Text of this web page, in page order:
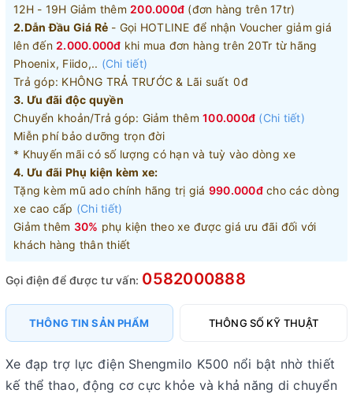
12H - 19H Giảm thêm 200.000đ (đơn hàng trên 17tr)
2.Dẫn Đầu Giá Rẻ - Gọi HOTLINE để nhận Voucher giảm giá
lên đến 2.000.000đ khi mua đơn hàng trên 20Tr từ hãng
Phoenix, Fiido,.. (Chi tiết)
Trả góp: KHÔNG TRẢ TRƯỚC & Lãi suất 0đ
3. Ưu đãi độc quyền
Chuyển khoản/Trả góp: Giảm thêm 100.000đ (Chi tiết)
Miễn phí bảo dưỡng trọn đời
* Khuyến mãi có số lượng có hạn và tuỳ vào dòng xe
4. Ưu đãi Phụ kiện kèm xe:
Tặng kèm mũ ado chính hãng trị giá 990.000đcho các dòng
xe cao cấp (Chi tiết)
Giảm thêm 30% phụ kiện theo xe được giá ưu đãi đối với
khách hàng thân thiết
Gọi điện để được tư vấn: 0582000888
THÔNG TIN SẢN PHẨM THÔNG SỐ KỸ THUẬT
Xe đạp trợ lực điện Shengmilo K500 nổi bật nhờ thiết
kế thể thao, động cơ cực khỏe và khả năng di chuyển